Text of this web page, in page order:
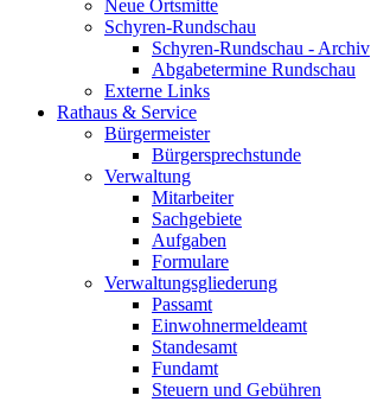
Neue Ortsmitte
Schyren-Rundschau
Schyren-Rundschau - Archiv
Abgabetermine Rundschau
Externe Links
Rathaus & Service
Bürgermeister
Bürgersprechstunde
Verwaltung
Mitarbeiter
Sachgebiete
Aufgaben
Formulare
Verwaltungsgliederung
Passamt
Einwohnermeldeamt
Standesamt
Fundamt
Steuern und Gebühren